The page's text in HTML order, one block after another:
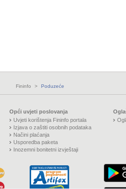
Fininfo > Poduzeće
Opći uvjeti poslovanja
Uvjeti korištenja Fininfo portala
Izjava o zaštiti osobnih podataka
Načini plaćanja
Usporedba paketa
Inozemni bonitetni izvještaji